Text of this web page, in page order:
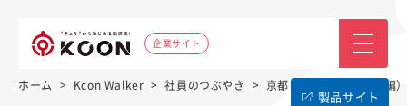
企業サイト
製品サイト
ホーム > Kcon Walker > 社員のつぶやき > 京都マラソン2012（後編